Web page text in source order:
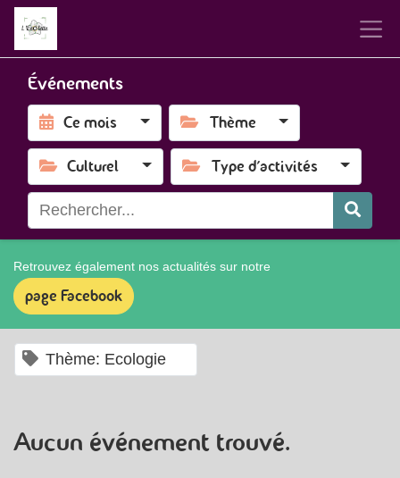
Événements
Ce mois Thème
Culturel Type d'activités
Retrouvez également nos actualités sur notre
page Facebook
Thème: Ecologie
Aucun événement trouvé.